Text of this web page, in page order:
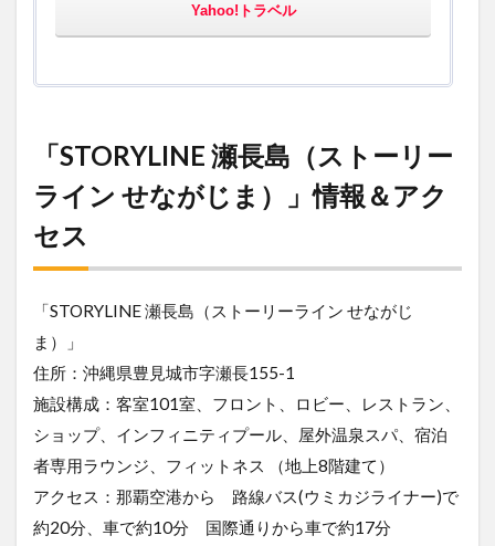
Yahoo!トラベル
「STORYLINE 瀬長島（ストーリー
ライン せながじま）」情報＆アク
セス
「STORYLINE 瀬長島（ストーリーライン せながじ
ま）」
住所：沖縄県豊見城市字瀬長155-1
施設構成：客室101室、フロント、ロビー、レストラン、
ショップ、インフィニティプール、屋外温泉スパ、宿泊
者専用ラウンジ、フィットネス （地上8階建て）
アクセス：那覇空港から 路線バス(ウミカジライナー)で
約20分、車で約10分 国際通りから車で約17分